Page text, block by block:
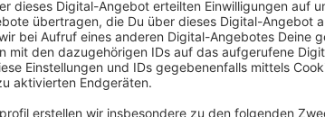
oder eine Reise­rück­tritts­ver­si­che­rung zu